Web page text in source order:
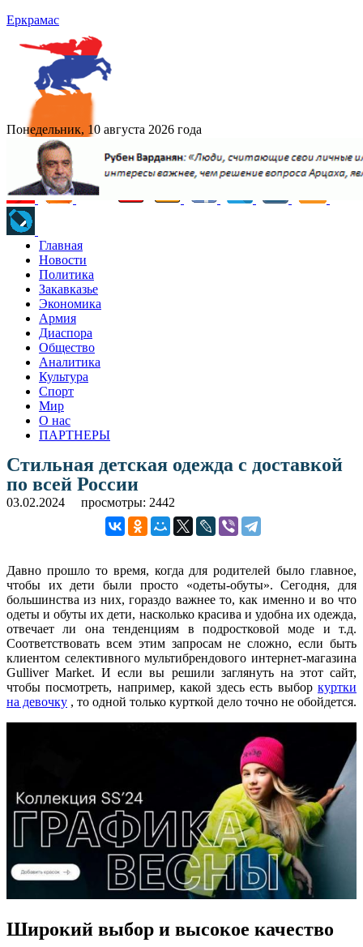
Еркрамас
Понедельник, 10 августа 2026 года
Главная
Новости
Политика
Закавказье
Экономика
Армия
Диаспора
Общество
Аналитика
Культура
Спорт
Мир
О нас
ПАРТНЕРЫ
Стильная детская одежда с доставкой
по всей России
03.02.2024 просмотры: 2442
Давно прошло то время, когда для родителей было главное,
чтобы их дети были просто «одеты-обуты». Сегодня, для
большинства из них, гораздо важнее то, как именно и во что
одеты и обуты их дети, насколько красива и удобна их одежда,
отвечает ли она тенденциям в подростковой моде и т.д.
Соответствовать всем этим запросам не сложно, если быть
клиентом селективного мультибрендового интернет-магазина
Gulliver Market. И если вы решили заглянуть на этот сайт,
чтобы посмотреть, например, какой здесь есть выбор куртки
на девочку , то одной только курткой дело точно не обойдется.
Широкий выбор и высокое качество